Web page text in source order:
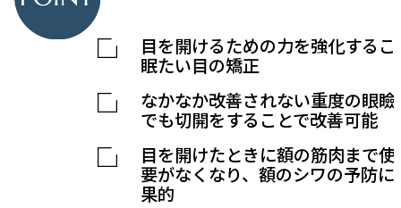
目を開けるための力を強化するこ
眠たい目の矯正
なかなか改善されない重度の眼瞼
でも切開をすることで改善可能
目を開けたときに額の筋肉まで使
要がなくなり、 額のシワの予防に
果的